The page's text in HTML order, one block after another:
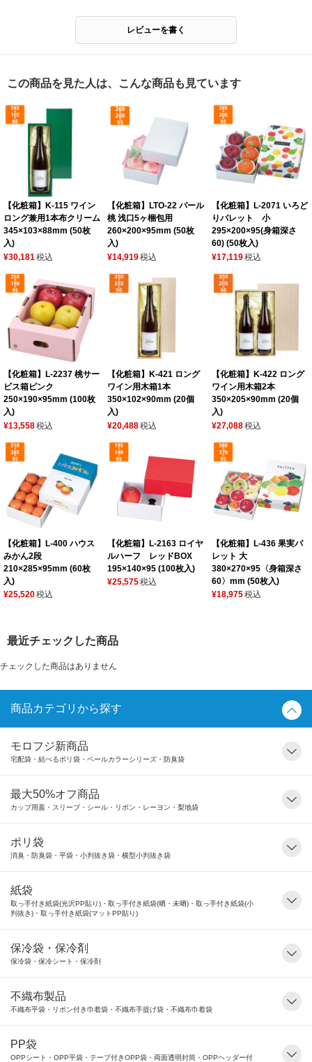
レビューを書く
この商品を見た人は、こんな商品も見ています
【化粧箱】K-115 ワイン
ロング兼用1本布クリーム
345×103×88mm (50枚
入)
¥30,181 税込
【化粧箱】LTO-22 パール
桃 浅口5ヶ梱包用
260×200×95mm (50枚
入)
¥14,919税込
【化粧箱】L-2071 いろど
りパレット 小
295×200×95(身箱深さ
60) (50枚入)
¥17,119税込
【化粧箱】L-2237 桃サー
ビス箱ピンク
250×190×95mm (100枚
入)
¥13,558税込
【化粧箱】K-421 ロング
ワイン用木箱1本
350×102×90mm (20個
入)
¥20,488税込
【化粧箱】K-422 ロング
ワイン用木箱2本
350×205×90mm (20個
入)
¥27,088税込
【化粧箱】L-400 ハウス
みかん2段
210×285×95mm (60枚
入)
¥25,520税込
【化粧箱】L-2163 ロイヤ
ルハーフ レッドBOX
195×140×95 (100枚入)
¥25,575税込
【化粧箱】L-436 果実パ
レット 大
380×270×95〈身箱深さ
60〉mm (50枚入)
¥18,975税込
最近チェックした商品
チェックした商品はありません
商品カテゴリから探す
モロフジ新商品
宅配袋・結べるポリ袋・ペールカラーシリーズ・防臭袋
最大50%オフ商品
カップ用蓋・スリーブ・シール・リボン・レーヨン・梨地袋
ポリ袋
消臭・防臭袋・平袋・小判抜き袋・横型小判抜き袋
紙袋
取っ手付き紙袋(光沢PP貼り)・取っ手付き紙袋(晒・未晒)・取っ手付き紙袋(小
判抜き)・取っ手付き紙袋(マットPP貼り)
保冷袋・保冷剤
保冷袋・保冷シート・保冷剤
不織布製品
不織布平袋・リボン付き巾着袋・不織布手提げ袋・不織布巾着袋
PP袋
OPPシート・OPP平袋・テープ付きOPP袋・両面透明封筒・OPPヘッダー付